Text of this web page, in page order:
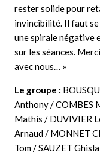
rester solide pour
invincibilité. Il faut se
une spirale négative
sur les séances.
avec nous… »
Le groupe :
Anthony / COMBES
Mathis / DUVIVIER
Arnaud / MONNET
Tom / SAUZET